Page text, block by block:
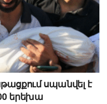
սպանվել է
երեխա